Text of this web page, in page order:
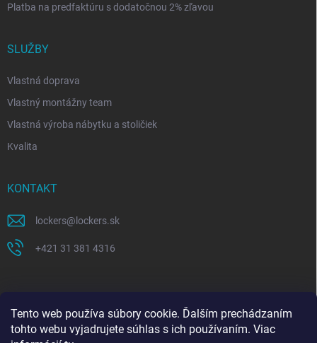
Tento web používa súbory cookie. Ďalším prechádzaním
tohto webu vyjadrujete súhlas s ich používaním. Viac
Platba na predfaktúru s dodatočnou 2% zľavou
SLUŽBY
Vlastná doprava
Vlastný montážny team
Vlastná výroba nábytku a stoličiek
Kvalita
KONTAKT
lockers@lockers.sk
+421 31 381 4316